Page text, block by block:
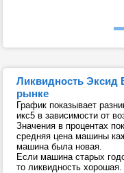
Ликвидность Эксид
рынке
График показывает
икс5 в зависимости от
Значения в процентах
средняя цена машины
машина была новая.
Если машина старых
то ликвидность хорошая.